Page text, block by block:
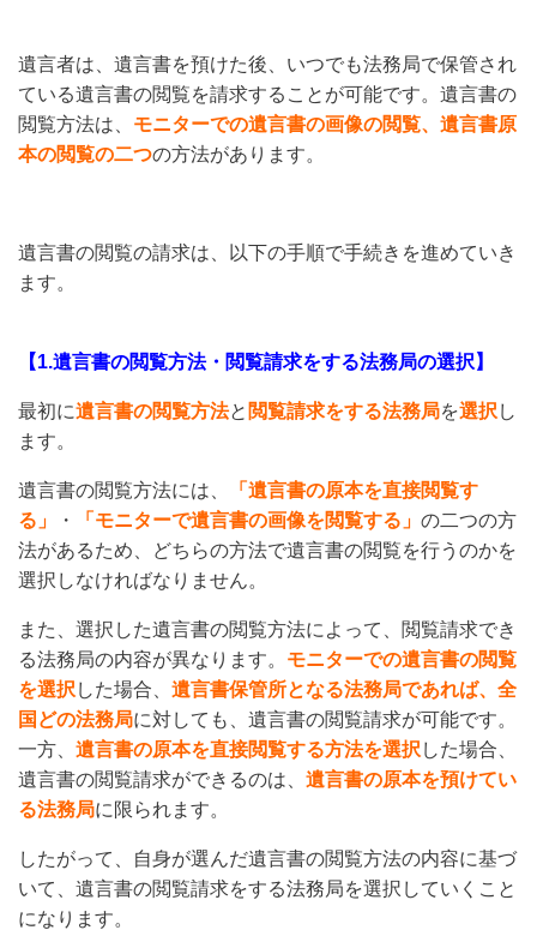
遺言者は、遺言書を預けた後、いつでも法務局で保管され
ている遺言書の閲覧を請求することが可能です。遺言書の
閲覧方法は、 モニターでの遺言書の画像の閲覧、遺言書原
本の閲覧の二つの方法があります。
遺言書の閲覧の請求は、以下の手順で手続きを進めていき
ます。
【1.遺言書の閲覧方法・閲覧請求をする法務局の選択】
最初に遺言書の閲覧方法と 閲覧請求をする法務局を選択 し
ます。
遺言書の閲覧方法には、
「遺言書の原本を直接閲覧す
る」
・ 「モニターで遺言書の画像を閲覧する」 の二つの方
法があるため、どちらの方法で遺言書の閲覧を行うのかを
選択しなければなりません。
また、選択した遺言書の閲覧方法によって、閲覧請求でき
る法務局の内容が異なります。 モニターでの遺言書の閲覧
を選択 した場合、 遺言書保管所となる法務局であれば、全
国どの法務局に対しても、遺言書の閲覧請求が可能です。
一方、 遺言書の原本を直接閲覧する方法を選択 した場合、
遺言書の閲覧請求ができるのは、 遺言書の原本を預けてい
る法務局に限られます。
したがって、自身が選んだ遺言書の閲覧方法の内容に基づ
いて、遺言書の閲覧請求をする法務局を選択していくこと
になります。